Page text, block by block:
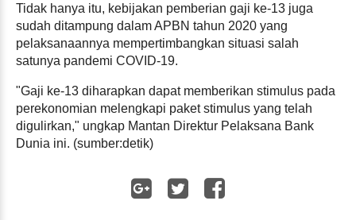
Tidak hanya itu, kebijakan pemberian gaji ke-13 juga
sudah ditampung dalam APBN tahun 2020 yang
pelaksanaannya mempertimbangkan situasi salah
satunya pandemi COVID-19.
"Gaji ke-13 diharapkan dapat memberikan stimulus pada
perekonomian melengkapi paket stimulus yang telah
digulirkan," ungkap Mantan Direktur Pelaksana Bank
Dunia ini. (sumber:detik)